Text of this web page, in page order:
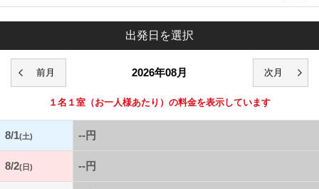
出発日を選択
2026年08月
１名１室 （お一人様あたり）の料金を表示しています
8/1(土) --円
8/2(日) --円